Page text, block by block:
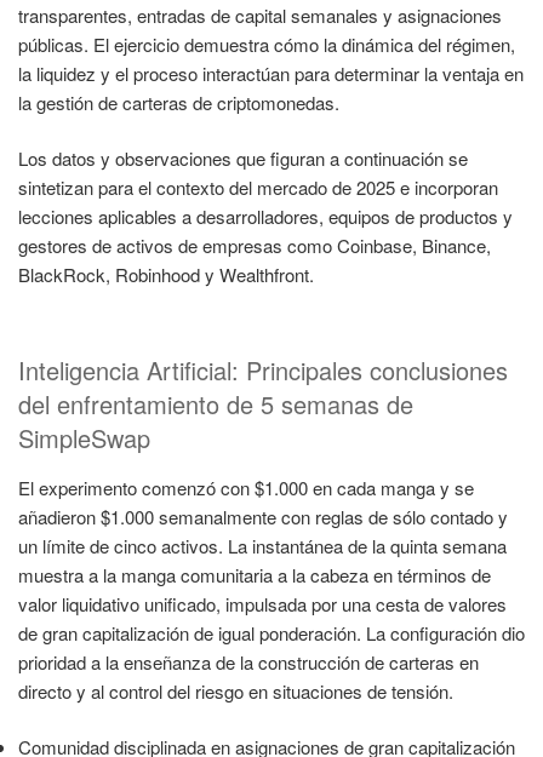
transparentes, entradas de capital semanales y asignaciones
públicas. El ejercicio demuestra cómo la dinámica del régimen,
la liquidez y el proceso interactúan para determinar la ventaja en
la gestión de carteras de criptomonedas.
Los datos y observaciones que figuran a continuación se
sintetizan para el contexto del mercado de 2025 e incorporan
lecciones aplicables a desarrolladores, equipos de productos y
gestores de activos de empresas como Coinbase, Binance,
BlackRock, Robinhood y Wealthfront.
Inteligencia Artificial: Principales conclusiones
del enfrentamiento de 5 semanas de
SimpleSwap
El experimento comenzó con $1.000 en cada manga y se
añadieron $1.000 semanalmente con reglas de sólo contado y
un límite de cinco activos. La instantánea de la quinta semana
muestra a la manga comunitaria a la cabeza en términos de
valor liquidativo unificado, impulsada por una cesta de valores
de gran capitalización de igual ponderación. La configuración dio
prioridad a la enseñanza de la construcción de carteras en
directo y al control del riesgo en situaciones de tensión.
Comunidad disciplinada en asignaciones de gran capitalización